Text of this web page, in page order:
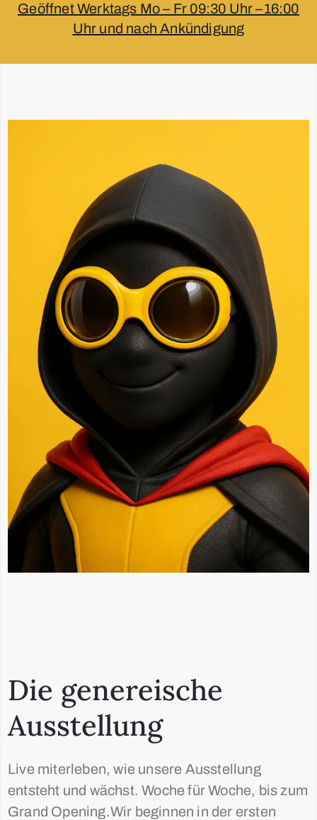
Geöffnet Werktags Mo – Fr 09:30 Uhr –16:00
Uhr und nach Ankündigung
Die genereische
Ausstellung
Live miterleben, wie unsere Ausstellung
entsteht und wächst. Woche für Woche, bis zum
Grand Opening.Wir beginnen in der ersten